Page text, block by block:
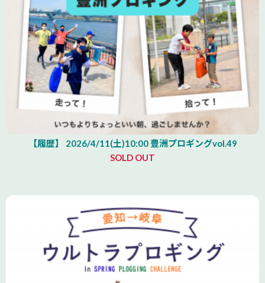
【履歴】 2026/4/11(土)10:00 豊洲プロギングvol.49
SOLD OUT